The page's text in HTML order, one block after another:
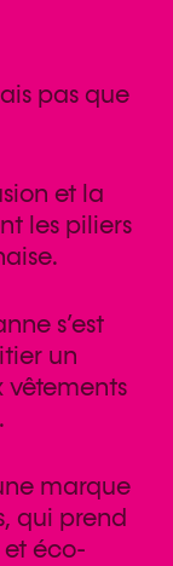
pas que
et la
les piliers
s’est
un
vêtements
marque
qui prend
et éco-